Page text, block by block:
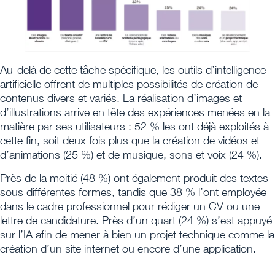
Au-delà de cette tâche spécifique, les outils d’intelligence
artificielle offrent de multiples possibilités de création de
contenus divers et variés. La réalisation d’images et
d’illustrations arrive en tête des expériences menées en la
matière par ses utilisateurs : 52 % les ont déjà exploités à
cette fin, soit deux fois plus que la création de vidéos et
d’animations (25 %) et de musique, sons et voix (24 %).
Près de la moitié (48 %) ont également produit des textes
sous différentes formes, tandis que 38 % l’ont employée
dans le cadre professionnel pour rédiger un CV ou une
lettre de candidature. Près d’un quart (24 %) s’est appuyé
sur l’IA afin de mener à bien un projet technique comme la
création d’un site internet ou encore d’une application.